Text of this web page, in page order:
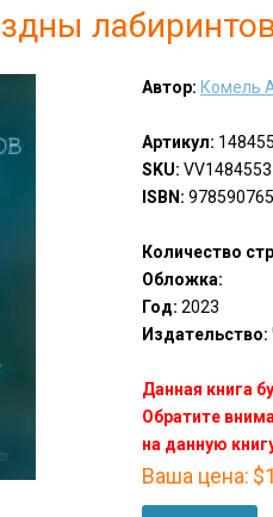
Автор: Комель
Артикул:
SKU: VV1484553
ISBN:
Количество
Обложка:
Год: 2023
Издательство:
Данная книга
Обратите
на данную
Ваша цена: